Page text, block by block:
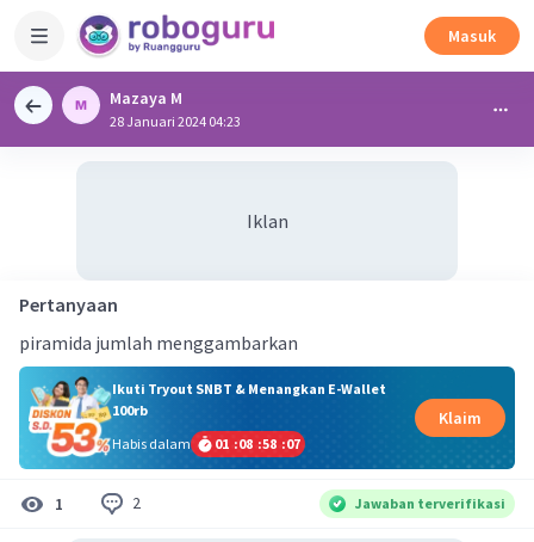
Masuk
Mazaya M
28 Januari 2024 04:23
Iklan
Pertanyaan
piramida jumlah menggambarkan
Ikuti Tryout SNBT & Menangkan E-Wallet
100rb
Habis dalam
01 :08 :58 :06
Klaim
1 2 Jawaban terverifikasi